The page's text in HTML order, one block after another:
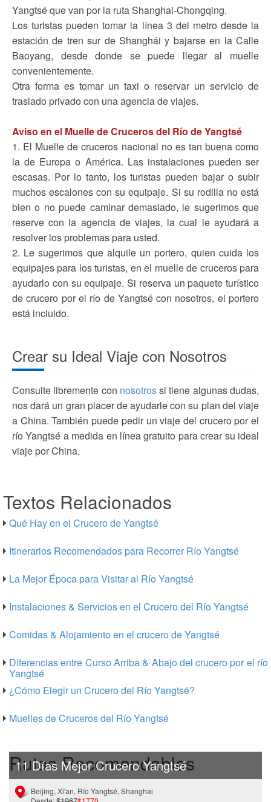
Yangtsé que van por la ruta Shanghai-Chongqing.
Los turistas pueden tomar la línea 3 del metro desde la
estación de tren sur de Shanghái y bajarse en la Calle
Baoyang, desde donde se puede llegar al muelle
convenientemente.
Otra forma es tomar un taxi o reservar un servicio de
traslado privado con una agencia de viajes.
Aviso en el Muelle de Cruceros del Río de Yangtsé
1. El Muelle de cruceros nacional no es tan buena como
la de Europa o América. Las instalaciones pueden ser
escasas. Por lo tanto, los turistas pueden bajar o subir
muchos escalones con su equipaje. Si su rodilla no está
bien o no puede caminar demasiado, le sugerimos que
reserve con la agencia de viajes, la cual le ayudará a
resolver los problemas para usted.
2. Le sugerimos que alquile un portero, quien cuida los
equipajes para los turistas, en el muelle de cruceros para
ayudarlo con su equipaje. Si reserva un paquete turístico
de crucero por el río de Yangtsé con nosotros, el portero
está incluido.
Crear su Ideal Viaje con Nosotros
Consulte libremente con nosotrossi tiene algunas dudas,
nos dará un gran placer de ayudarle con su plan del viaje
a China. También puede pedir un viaje del crucero por el
río Yangtsé a medida en línea gratuito para crear su ideal
viaje por China.
Textos Relacionados
Qué Hay en el Crucero de Yangtsé
Itinerarios Recomendados para Recorrer Río Yangtsé
La Mejor Época para Visitar al Río Yangtsé
Instalaciones & Servicios en el Crucero del Río Yangtsé
Comidas & Alojamiento en el crucero de Yangtsé
Diferencias entre Curso Arriba & Abajo del crucero por el río
Yangtsé
¿Cómo Elegir un Crucero del Río Yangtsé?
Muelles de Cruceros del Río Yangtsé
Rutas Recomendables
11 Días Mejor Crucero Yangtsé
Beijing, Xi'an, Río Yangtsé, Shanghai